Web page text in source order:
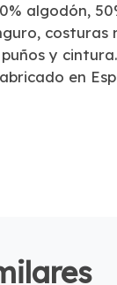
algodón,
costuras
y
en